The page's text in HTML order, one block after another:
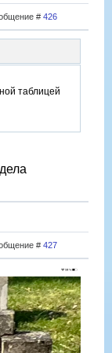
# 426
таблицей
# 427